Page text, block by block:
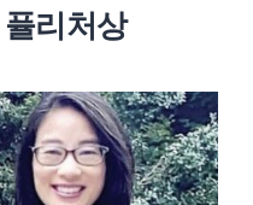
퓰리처상